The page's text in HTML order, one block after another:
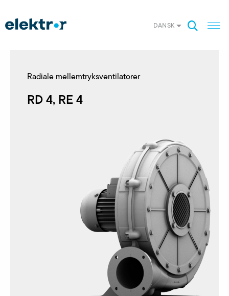
DANSK
Radiale mellemtryksventilatorer
RD 4, RE 4